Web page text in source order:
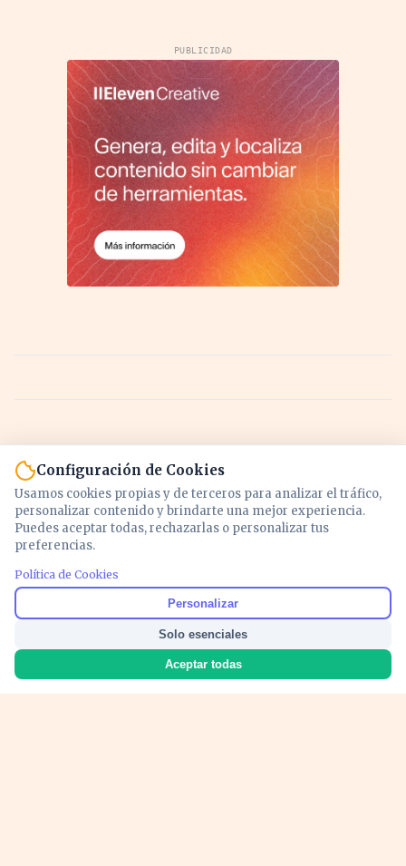
PUBLICIDAD
Noticias y análisis de economía, mercados,
inversión y política. Información actualizada
para entender lo que mueve tu dinero y tu
país.
Configuración de Cookies
Usamos cookies propias y de terceros para analizar el tráfico,
personalizar contenido y brindarte una mejor experiencia.
Puedes aceptar todas, rechazarlas o personalizar tus
preferencias.
Política de Cookies
Personalizar
Solo esenciales
Aceptar todas